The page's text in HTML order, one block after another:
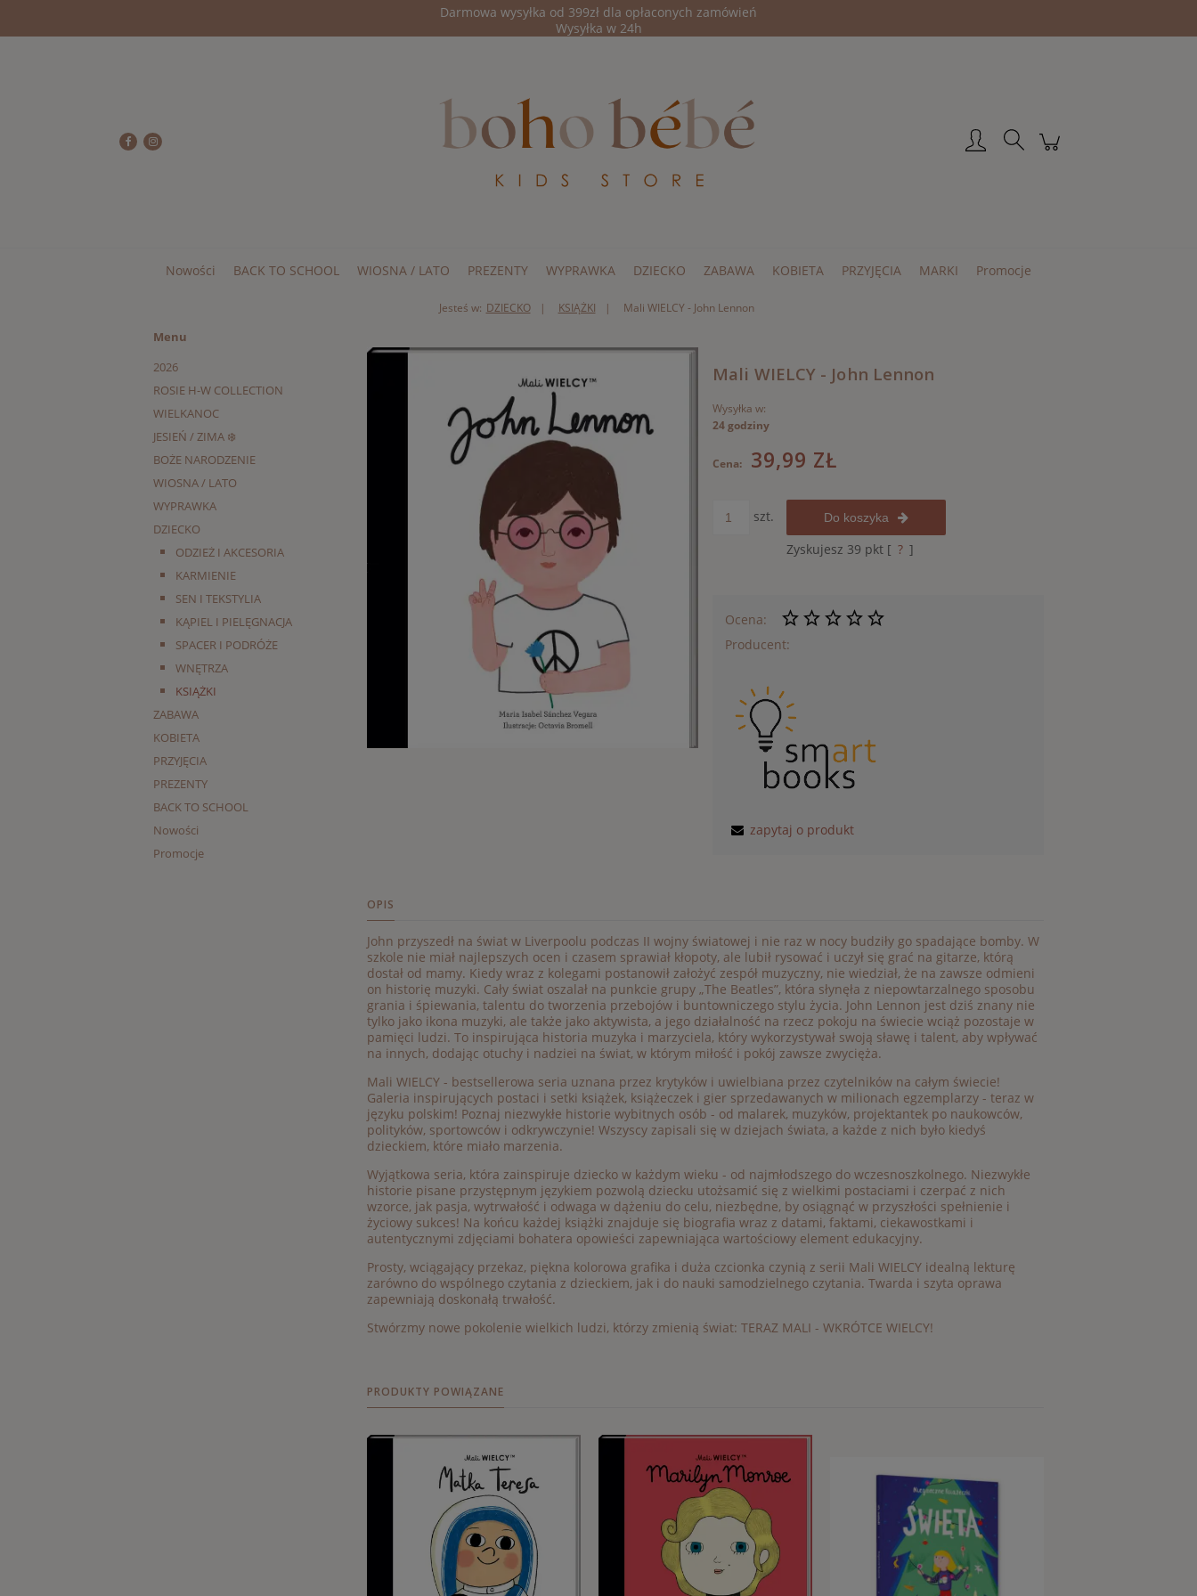
Darmowa wysyłka od 399zł dla opłaconych zamówień
Wysyłka w 24h
Nowości BACK TO SCHOOL WIOSNA / LATO PREZENTY WYPRAWKA DZIECKO ZABAWA KOBIETA PRZYJĘCIA MARKI Promocje
Jesteś w: DZIECKO KSIĄŻKI Mali WIELCY - John Lennon
Menu
2026
ROSIE H-W COLLECTION
WIELKANOC
JESIEŃ / ZIMA ❄️
BOŻE NARODZENIE
WIOSNA / LATO
WYPRAWKA
DZIECKO
ODZIEŻ I AKCESORIA
KARMIENIE
SEN I TEKSTYLIA
KĄPIEL I PIELĘGNACJA
SPACER I PODRÓŻE
WNĘTRZA
KSIĄŻKI
ZABAWA
KOBIETA
PRZYJĘCIA
PREZENTY
BACK TO SCHOOL
Nowości
Promocje
Mali WIELCY - John Lennon
Wysyłka w:
24 godziny
Cena: 39,99 ZŁ
szt. Do koszyka
Zyskujesz 39 pkt [ ? ]
Ocena:
Producent:
zapytaj o produkt
OPIS
John przyszedł na świat w Liverpoolu podczas II wojny światowej i nie raz w nocy budziły go spadające bomby. W
szkole nie miał najlepszych ocen i czasem sprawiał kłopoty, ale lubił rysować i uczył się grać na gitarze, którą
dostał od mamy. Kiedy wraz z kolegami postanowił założyć zespół muzyczny, nie wiedział, że na zawsze odmieni
on historię muzyki. Cały świat oszalał na punkcie grupy „The Beatles”, która słynęła z niepowtarzalnego sposobu
grania i śpiewania, talentu do tworzenia przebojów i buntowniczego stylu życia. John Lennon jest dziś znany nie
tylko jako ikona muzyki, ale także jako aktywista, a jego działalność na rzecz pokoju na świecie wciąż pozostaje w
pamięci ludzi. To inspirująca historia muzyka i marzyciela, który wykorzystywał swoją sławę i talent, aby wpływać
na innych, dodając otuchy i nadziei na świat, w którym miłość i pokój zawsze zwycięża.
Mali WIELCY - bestsellerowa seria uznana przez krytyków i uwielbiana przez czytelników na całym świecie!
Galeria inspirujących postaci i setki książek, książeczek i gier sprzedawanych w milionach egzemplarzy - teraz w
języku polskim! Poznaj niezwykłe historie wybitnych osób - od malarek, muzyków, projektantek po naukowców,
polityków, sportowców i odkrywczynie! Wszyscy zapisali się w dziejach świata, a każde z nich było kiedyś
dzieckiem, które miało marzenia.
Wyjątkowa seria, która zainspiruje dziecko w każdym wieku - od najmłodszego do wczesnoszkolnego. Niezwykłe
historie pisane przystępnym językiem pozwolą dziecku utożsamić się z wielkimi postaciami i czerpać z nich
wzorce, jak pasja, wytrwałość i odwaga w dążeniu do celu, niezbędne, by osiągnąć w przyszłości spełnienie i
życiowy sukces! Na końcu każdej książki znajduje się biografia wraz z datami, faktami, ciekawostkami i
autentycznymi zdjęciami bohatera opowieści zapewniająca wartościowy element edukacyjny.
Prosty, wciągający przekaz, piękna kolorowa grafika i duża czcionka czynią z serii Mali WIELCY idealną lekturę
zarówno do wspólnego czytania z dzieckiem, jak i do nauki samodzielnego czytania. Twarda i szyta oprawa
zapewniają doskonałą trwałość.
Stwórzmy nowe pokolenie wielkich ludzi, którzy zmienią świat: TERAZ MALI - WKRÓTCE WIELCY!
PRODUKTY POWIĄZANE